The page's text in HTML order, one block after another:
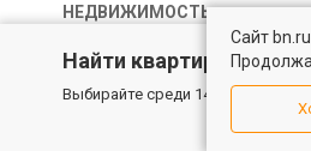
Найти квартиру - это
Выбирайте среди 14 тысяч
НЕДВИЖИМОСТЬ
Продажа квартир
Продажа комнат
Сайт